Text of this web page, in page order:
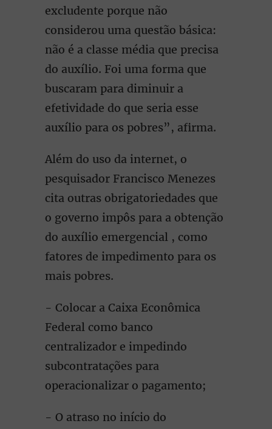
excludente porque não
considerou uma questão básica:
não é a classe média que precisa
do auxílio. Foi uma forma que
buscaram para diminuir a
efetividade do que seria esse
auxílio para os pobres”, afirma.
Além do uso da internet, o
pesquisador Francisco Menezes
cita outras obrigatoriedades que
o governo impôs para a obtenção
do auxílio emergencial , como
fatores de impedimento para os
mais pobres.
- Colocar a Caixa Econômica
Federal como banco
centralizador e impedindo
subcontratações para
operacionalizar o pagamento;
- O atraso no início do